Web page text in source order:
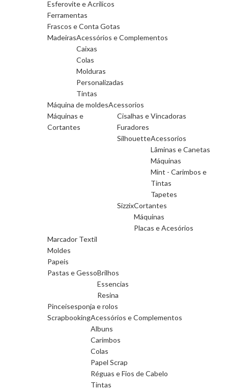
Esferovite e Acrilicos
Ferramentas
Frascos e Conta Gotas
MadeirasAcessórios e Complementos
Caixas
Colas
Molduras
Personalizadas
Tintas
Máquina de moldesAcessorios
Máquinas e
Cortantes
Cisalhas e Vincadoras
Furadores
SilhouetteAcessorios
Lâminas e Canetas
Máquinas
Mint - Carimbos e
Tintas
Tapetes
SizzixCortantes
Máquinas
Placas e Acesórios
Marcador Textil
Moldes
Papeis
Pastas e GessoBrilhos
Essencias
Resina
Pinceisesponja e rolos
ScrapbookingAcessórios e Complementos
Albuns
Carimbos
Colas
Papel Scrap
Réguas e Fios de Cabelo
Tintas